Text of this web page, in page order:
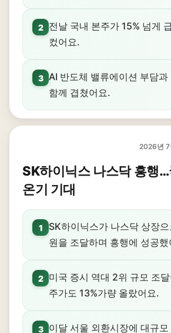
2
전날 국내 본주가 15% 넘게
컸어요.
3 AI 반도체 밸류에이션 부담
함께 겹쳤어요.
2026년 7
SK하이닉스 나스닥 흥행
온기 기대
1
SK하이닉스가 나스닥 상장
원을 조달하며 흥행에 성공했
2
미국 증시 역대 2위 규모 조
주가도 13%가량 올랐어요.
3
이달 서울 외환시장에 대규